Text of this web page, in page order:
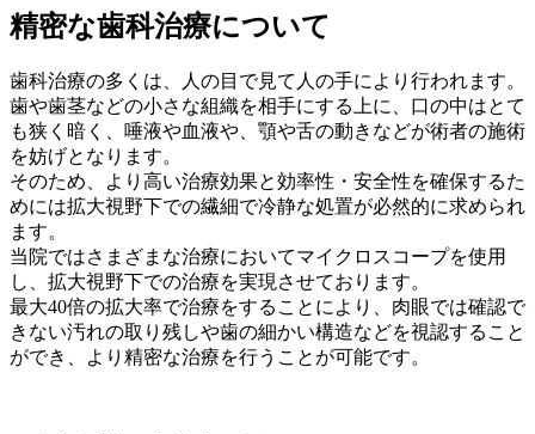
精密な歯科治療について
歯科治療の多くは、人の目で見て人の手により行われます。
歯や歯茎などの小さな組織を相手にする上に、口の中はとて
も狭く暗く、唾液や血液や、顎や舌の動きなどが術者の施術
を妨げとなります。
そのため、より高い治療効果と効率性・安全性を確保するた
めには拡大視野下での繊細で冷静な処置が必然的に求められ
ます。
当院ではさまざまな治療においてマイクロスコープを使用
し、拡大視野下での治療を実現させております。
最大40倍の拡大率で治療をすることにより、肉眼では確認で
きない汚れの取り残しや歯の細かい構造などを視認すること
ができ、より精密な治療を行うことが可能です。